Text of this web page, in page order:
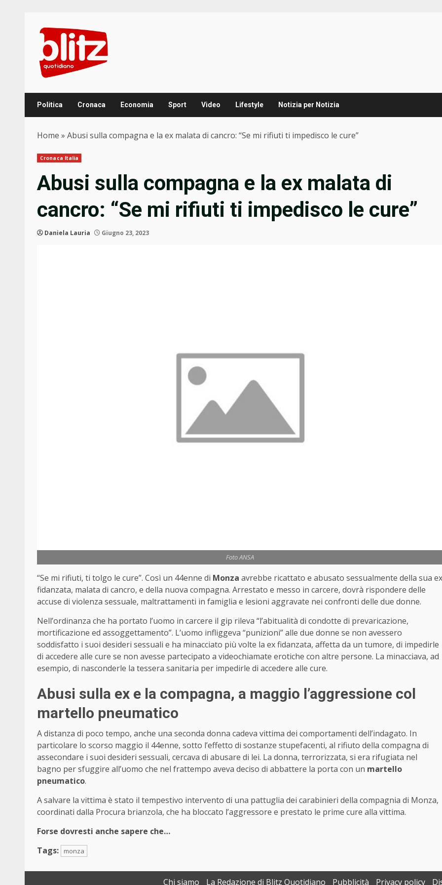
content
Politica Cronaca Economia Sport Video Lifestyle Notizia per Notizia
Home » Abusi sulla compagna e la ex malata di cancro: “Se mi rifiuti ti impedisco le cure”
Cronaca Italia
Abusi sulla compagna e la ex malata di
cancro: “Se mi rifiuti ti impedisco le cure”
Daniela Lauria Giugno 23, 2023
Foto ANSA
“Se mi rifiuti, ti tolgo le cure”. Così un 44enne di Monza avrebbe ricattato e abusato sessualmente della sua ex
fidanzata, malata di cancro, e della nuova compagna. Arrestato e messo in carcere, dovrà rispondere delle
accuse di violenza sessuale, maltrattamenti in famiglia e lesioni aggravate nei confronti delle due donne.
Nell’ordinanza che ha portato l’uomo in carcere il gip rileva “l’abitualità di condotte di prevaricazione,
mortificazione ed assoggettamento”. L’uomo infliggeva “punizioni” alle due donne se non avessero
soddisfatto i suoi desideri sessuali e ha minacciato più volte la ex fidanzata, affetta da un tumore, di impedirle
di accedere alle cure se non avesse partecipato a videochiamate erotiche con altre persone. La minacciava, ad
esempio, di nasconderle la tessera sanitaria per impedirle di accedere alle cure.
Abusi sulla ex e la compagna, a maggio l’aggressione col
martello pneumatico
A distanza di poco tempo, anche una seconda donna cadeva vittima dei comportamenti dell’indagato. In
particolare lo scorso maggio il 44enne, sotto l’effetto di sostanze stupefacenti, al rifiuto della compagna di
assecondare i suoi desideri sessuali, cercava di abusare di lei. La donna, terrorizzata, si era rifugiata nel
bagno per sfuggire all’uomo che nel frattempo aveva deciso di abbattere la porta con un martello
pneumatico.
A salvare la vittima è stato il tempestivo intervento di una pattuglia dei carabinieri della compagnia di Monza,
coordinati dalla Procura brianzola, che ha bloccato l’aggressore e prestato le prime cure alla vittima.
Forse dovresti anche sapere che…
Tags:
monza
Chi siamo La Redazione di Blitz Quotidiano Pubblicità Privacy policy